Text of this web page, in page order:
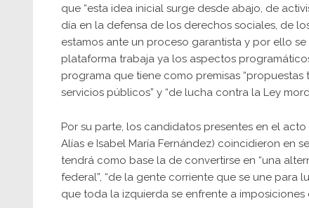
que “esta idea inicial surge desde abajo, de
día en la defensa de los derechos sociales, de
estamos ante un proceso garantista y por ello
plataforma trabaja ya los aspectos
programa que tiene como premisas
servicios públicos” y “de lucha contra la Ley
Por su parte, los candidatos presentes en el
Alías e Isabel María Fernández) coincidieron en
tendrá como base la de convertirse en “una
federal”, “de la gente corriente que se une para
que toda la izquierda se enfrente a imposiciones